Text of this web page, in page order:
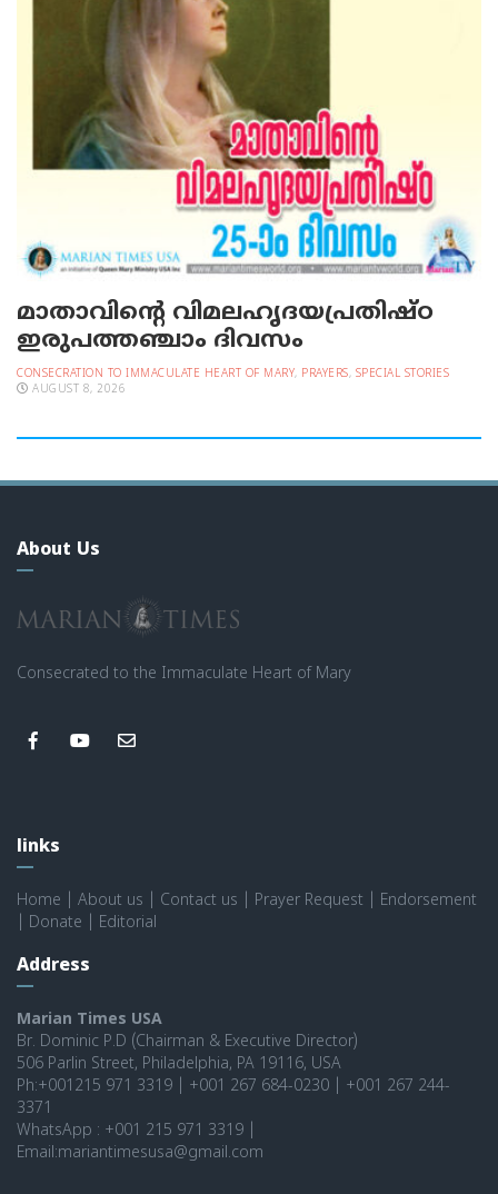
മാതാവിന്റെ വിമലഹൃദയപ്രതിഷ്ഠ
ഇരുപത്തഞ്ചാം ദിവസം
CONSECRATION TO IMMACULATE HEART OF MARY, PRAYERS, SPECIAL STORIES
AUGUST 8, 2026
About Us
Consecrated to the Immaculate Heart of Mary
links
Home About us Contact us Prayer Request
Endorsement
Donate Editorial
Address
Marian Times USA
Br. Dominic P.D (Chairman & Executive Director)
506 Parlin Street, Philadelphia, PA 19116, USA
Ph:+001215 971 3319 | +001 267 684-0230 | +001 267 244-
3371
WhatsApp : +001 215 971 3319 |
Email:mariantimesusa@gmail.com